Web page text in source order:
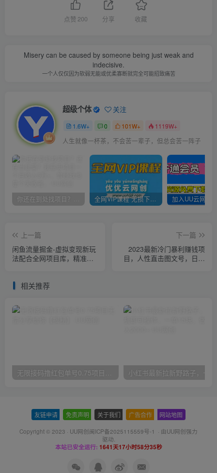
点赞 200 分享 收藏
Misery can be caused by someone being just weak and
indecisive.
一个人仅仅因为软弱无能或优柔寡断就完全可能招致痛苦
超级个体 关注
1.6W+ 0 101W+ 1119W+
人生就像一杯茶，不会苦一辈子，但总会苦一阵子
你还在到处找项目？还在当韭菜？我靠卖项目一个月收入5万+，曾经我也是个失败者。 全网VIP课程 无损下载~
上一篇
闲鱼流量掘金-虚拟变现新玩
法配合全网项目库，精准引
下一篇
2023最新冷门暴利赚钱项
目，人性直击图文号，日收
相关推荐
无限接码撸红包单号0.75项目无偿分享给你【揭秘】
友链申请 免责声明 关于我们 广告合作 网站地图
Copyright © 2023 · UU网创闽ICP备2025115559号-1 · 由UU网创强力
驱动.
本站已安全运行: 1641天17小时58分35秒